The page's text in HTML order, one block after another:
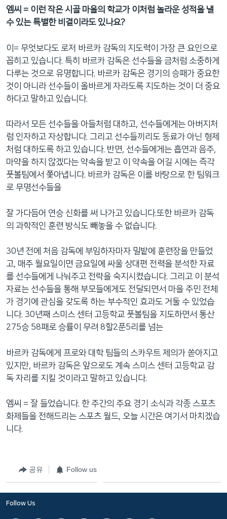
엠씨 = 이런 작은 시골 마을의 학교가 이처럼 놀라운 성적을 낼
수 있는 특별한 비결이라도 있나요?
이= 무엇보다도 로저 바르카 감독의 지도력이 가장 큰 요인으로
꼽히고 있습니다. 특히 바르카 감독은 선수들을 금처럼 소중하게
다루는 것으로 유명합니다. 바르카 감독은 경기의 승패가 중요한
것이 아니라 선수들이 올바르게 자라도록 지도하는 것이 더 중요
하다고 말하고 있습니다.
따라서 모든 선수들을 아들처럼 대하고, 선수들에게는 아버지처
럼 인자하고 자상합니다. 그리고 선수들끼리도 동료가 아닌 형제
처럼 대하도록 하고 있습니다. 반면, 선수들에게는 흡연과 음주,
마약을 하지 않겠다는 약속을 받고 이 약속을 어길 시에는 즉각
풋볼팀에서 쫓아냅니다. 바르카 감독은 이를 바탕으로 한 팀워크
로 무명선수들을
잘 가다듬어 연승 신화를 써 나가고 있습니다.또한 바르카 감독
의 과학적인 훈련 방식도 빼놓을 수 없습니다.
30년 전에 처음 감독에 부임하자마자 밀밭에 훈련장을 만들었
고, 매주 월요일이면 금요일에 싸울 상대편 전력을 분석한 자료
를 선수들에게 나눠주고 전략을 숙지시켰습니다. 그리고 이 분석
자료는 선수들을 통해 부모들에게도 전달되면서 마을 주민 전체
가 경기에 관심을 갖도록 하는 부수적인 효과도 거둘 수 있었습
니다. 30년째 스미스 센터 고등학교 풋볼팀을 지도하면서 통산
275승 58패로 승률이 무려 8할2푼5리를 넘는
바르카 감독에게 프로와 대학 팀들의 스카우트 제의가 쏟아지고
있지만, 바르카 감독은 앞으로도 계속 스미스 센터 고등학교 감
독 자리를 지킬 것이라고 말하고 있습니다.
엠씨 = 잘 들었습니다. 한 주간의 주요 경기 소식과 각종 스포츠
화제들을 전해드리는 스포츠 월드, 오늘 시간은 여기서 마치겠습
니다.
공유 Follow us
Follow Us